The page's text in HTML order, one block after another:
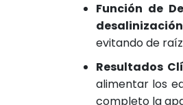
Función de
desalinización
evitando de
Resultados
alimentar los
completo la